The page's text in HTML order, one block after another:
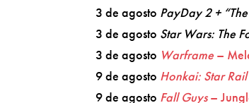
3 de agosto PayDay 2 +
3 de agosto Star Wars: The
3 de agosto Warframe –
9 de agosto Honkai: Star
9 de agosto Fall Guys–